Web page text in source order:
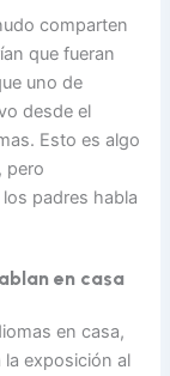
comparten
que fueran
uno de
desde el
Esto es algo
pero
padres habla
en casa
en casa,
exposición al